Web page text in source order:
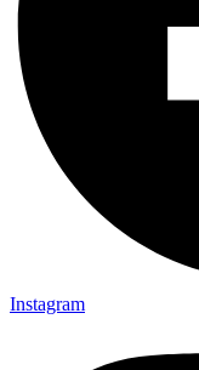
Instagram